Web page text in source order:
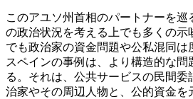
このアユソ州首相のパートナーを
の政治状況を考える上でも多くの示
でも政治家の資金問題や公私混同
スペインの事例は、より構造的な問
る。それは、公共サービスの民間委
治家やその周辺人物と、公的資金を